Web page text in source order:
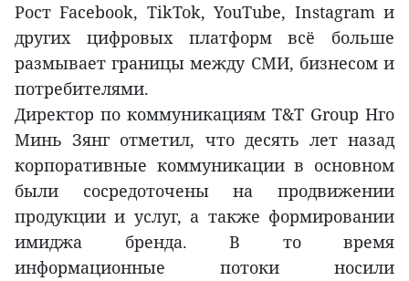
Рост Facebook, TikTok, YouTube, Instagram и
других цифровых платформ всё больше
размывает границы между СМИ, бизнесом и
потребителями.
Директор по коммуникациям T&T Group Нго
Минь Зянг отметил, что десять лет назад
корпоративные коммуникации в основном
были сосредоточены на продвижении
продукции и услуг, а также формировании
имиджа бренда. В то время
информационные потоки носили